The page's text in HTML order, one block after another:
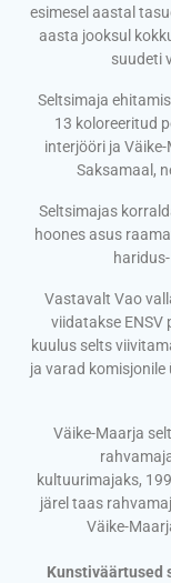
esimesel aastal
aasta jooksul
suudeti
Seltsimaja
13 koloreeritud
interjööri ja
Saksamaal,
Seltsimajas
hoones asus
Vastavalt Vao
viidatakse
kuulus selts
ja varad komisjonile
Väike-Maarja
kultuurimajaks,
järel taas
Väike-
Kunstiväärtused